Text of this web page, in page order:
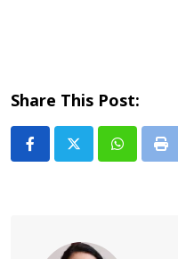
Share This Post: